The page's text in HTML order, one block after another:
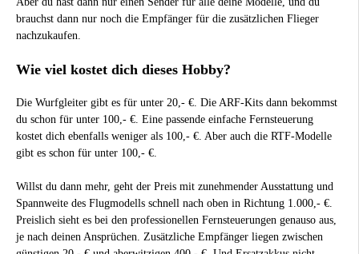
brauchst dann nur noch die Empfänger für die zusätzlichen Flieger
nachzukaufen.
Wie viel kostet dich dieses Hobby?
Die Wurfgleiter gibt es für unter 20,- €. Die ARF-Kits dann bekommst
du schon für unter 100,- €. Eine passende einfache Fernsteuerung
kostet dich ebenfalls weniger als 100,- €. Aber auch die RTF-Modelle
gibt es schon für unter 100,- €.
Willst du dann mehr, geht der Preis mit zunehmender Ausstattung und
Spannweite des Flugmodells schnell nach oben in Richtung 1.000,- €.
Preislich sieht es bei den professionellen Fernsteuerungen genauso aus,
je nach deinen Ansprüchen. Zusätzliche Empfänger liegen zwischen